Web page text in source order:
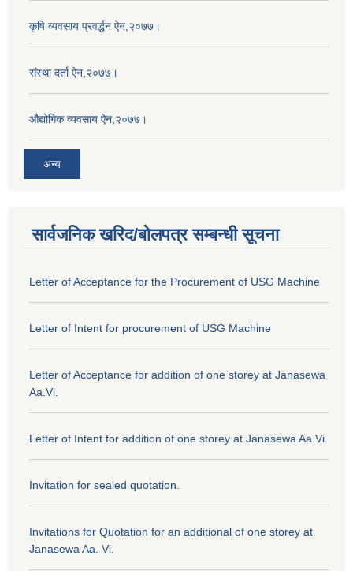
कृषि व्यवसाय प्रवर्द्धन ऐन,२०७७।
संस्था दर्ता ऐन,२०७७।
औद्योगिक व्यवसाय ऐन,२०७७।
अन्य
सार्वजनिक खरिद/बोलपत्र सम्बन्धी सूचना
Letter of Acceptance for the Procurement of USG Machine
Letter of Intent for procurement of USG Machine
Letter of Acceptance for addition of one storey at Janasewa
Aa.Vi.
Letter of Intent for addition of one storey at Janasewa Aa.Vi.
Invitation for sealed quotation.
Invitations for Quotation for an additional of one storey at
Janasewa Aa. Vi.